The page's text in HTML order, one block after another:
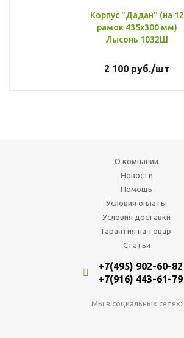
Корпус "Дадан" (на 12
рамок 435х300 мм)
Лысонь 1032Ш
2 100руб./шт
О компании
Новости
Помощь
Условия оплаты
Условия доставки
Гарантия на товар
Статьи
+7(495) 902-60-82
+7(916) 443-61-79
Мы в социальных сетях: